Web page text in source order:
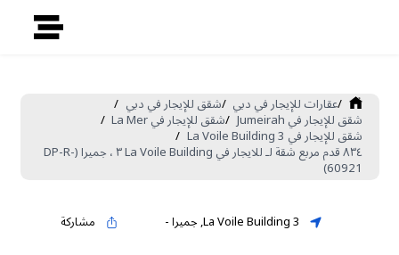
/عقارات للإيجار في دبي /شقق للإيجار في دبي /
شقق للإيجار في Jumeirah /شقق للإيجار في La Mer /
شقق للإيجار في La Voile Building 3 /
٨٣٤ قدم مربع شقة لـ للايجار في La Voile Building ٣ ، جميرا (DP-R-
60921)
La Voile Building 3
,جميرا- مشاركة